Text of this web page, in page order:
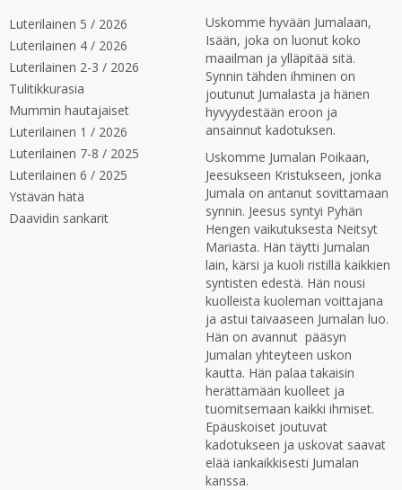
Luterilainen 5 / 2026
Luterilainen 4 / 2026
Luterilainen 2-3 / 2026
Tulitikkurasia
Mummin hautajaiset
Luterilainen 1 / 2026
Luterilainen 7-8 / 2025
Luterilainen 6 / 2025
Ystävän hätä
Daavidin sankarit
Uskomme hyvään Jumalaan,
Isään, joka on luonut koko
maailman ja ylläpitää sitä.
Synnin tähden ihminen on
joutunut Jumalasta ja hänen
hyvyydestään eroon ja
ansainnut kadotuksen.
Uskomme Jumalan Poikaan,
Jeesukseen Kristukseen, jonka
Jumala on antanut sovittamaan
synnin. Jeesus syntyi Pyhän
Hengen vaikutuksesta Neitsyt
Mariasta. Hän täytti Jumalan
lain, kärsi ja kuoli ristillä kaikkien
syntisten edestä. Hän nousi
kuolleista kuoleman voittajana
ja astui taivaaseen Jumalan luo.
Hän on avannut pääsyn
Jumalan yhteyteen uskon
kautta. Hän palaa takaisin
herättämään kuolleet ja
tuomitsemaan kaikki ihmiset.
Epäuskoiset joutuvat
kadotukseen ja uskovat saavat
elää iankaikkisesti Jumalan
kanssa.